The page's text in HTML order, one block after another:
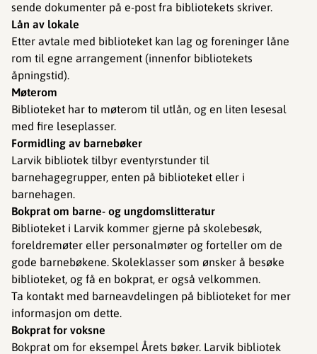
sende dokumenter på e-post fra bibliotekets skriver.
Lån av lokale
Etter avtale med biblioteket kan lag og foreninger låne
rom til egne arrangement (innenfor bibliotekets
åpningstid).
Møterom
Biblioteket har to møterom til utlån, og en liten lesesal
med fire leseplasser.
Formidling av barnebøker
Larvik bibliotek tilbyr eventyrstunder til
barnehagegrupper, enten på biblioteket eller i
barnehagen.
Bokprat om barne- og ungdomslitteratur
Biblioteket i Larvik kommer gjerne på skolebesøk,
foreldremøter eller personalmøter og forteller om de
gode barnebøkene. Skoleklasser som ønsker å besøke
biblioteket, og få en bokprat, er også velkommen.
Ta kontakt med barneavdelingen på biblioteket for mer
informasjon om dette.
Bokprat for voksne
Bokprat om for eksempel Årets bøker. Larvik bibliotek